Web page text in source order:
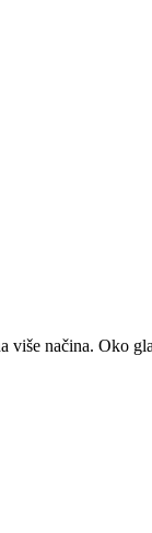
više načina. Oko